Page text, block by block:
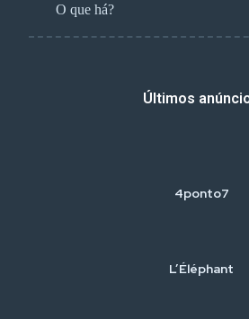
O que há?
Últimos
4ponto7
L’Éléphant